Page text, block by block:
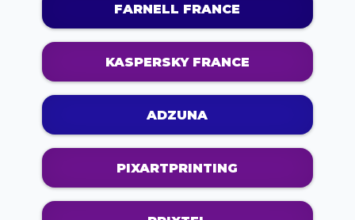
FARNELL FRANCE
KASPERSKY FRANCE
ADZUNA
PIXARTPRINTING